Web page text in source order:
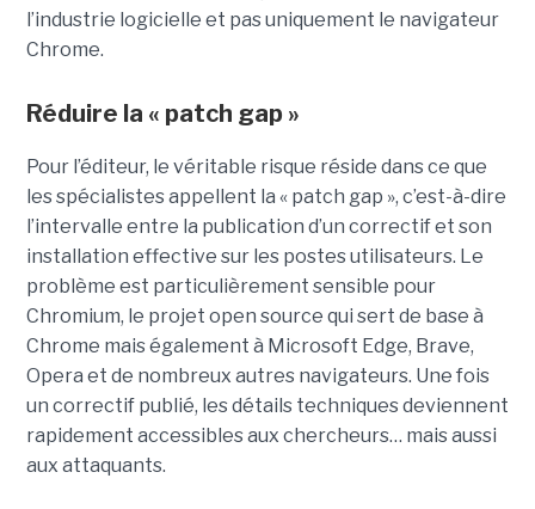
l’industrie logicielle et pas uniquement le navigateur
Chrome.
Réduire la « patch gap »
Pour l’éditeur, le véritable risque réside dans ce que
les spécialistes appellent la « patch gap », c’est-à-dire
l’intervalle entre la publication d’un correctif et son
installation effective sur les postes utilisateurs. Le
problème est particulièrement sensible pour
Chromium, le projet open source qui sert de base à
Chrome mais également à Microsoft Edge, Brave,
Opera et de nombreux autres navigateurs. Une fois
un correctif publié, les détails techniques deviennent
rapidement accessibles aux chercheurs… mais aussi
aux attaquants.